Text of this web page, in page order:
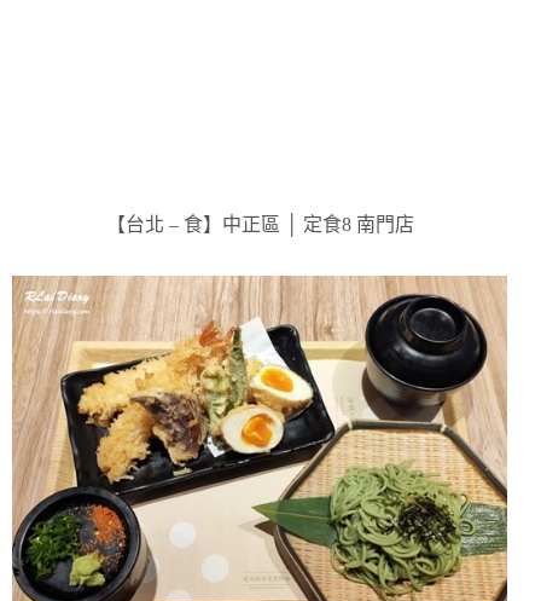
【台北 – 食】中正區 │ 定食8 南門店